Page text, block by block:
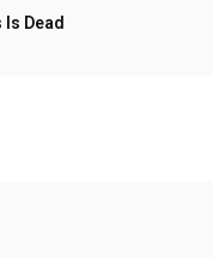
Dead